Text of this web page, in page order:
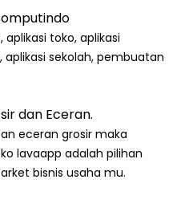
aplikasi toko, aplikasi
aplikasi sekolah, pembuatan
dan Eceran.
eceran grosir maka
lavaapp adalah pilihan
bisnis usaha mu.